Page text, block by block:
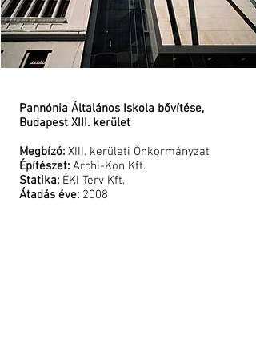
Ukrainians
which
bravely
defend not
only their
the freedom
of all
Pannónia Általános Iskola bővítése,
Budapest XIII. kerület
Megbízó: XIII. kerületi Önkormányzat
Építészet: Archi-Kon Kft.
Statika: ÉKI Terv Kft.
Átadás éve: 2008